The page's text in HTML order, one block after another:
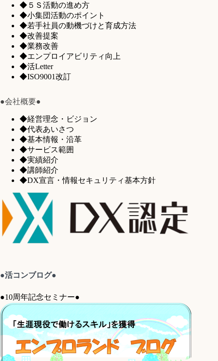
◆５Ｓ活動の進め方
◆小集団活動のポイント
◆若手社員の動機づけと育成方法
◆改善提案
◆業務改善
◆エンプロイアビリティ向上
◆活Letter
◆ISO9001改訂
●会社概要●
◆経営理念・ビジョン
◆代表あいさつ
◆基本情報・沿革
◆サービス範囲
◆実績紹介
◆講師紹介
◆DX宣言・情報セキュリティ基本方針
●活コンブログ●
●10周年記念セミナー●